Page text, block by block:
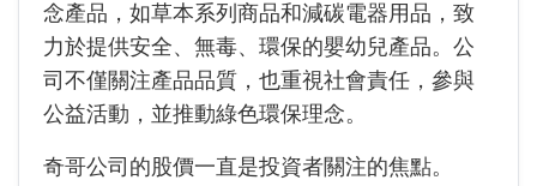
念產品，如草本系列商品和減碳電器用品，致
力於提供安全、無毒、環保的嬰幼兒產品。公
司不僅關注產品品質，也重視社會責任，參與
公益活動，並推動綠色環保理念。
奇哥公司的股價一直是投資者關注的焦點。